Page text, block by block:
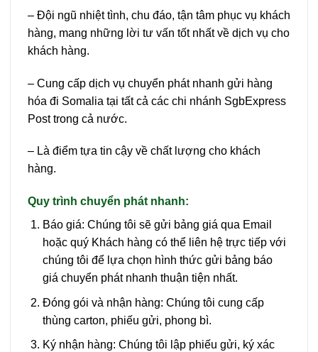
– Đội ngũ nhiệt tình, chu đáo, tận tâm phục vụ khách
hàng, mang những lời tư vấn tốt nhất về dịch vụ cho
khách hàng.
– Cung cấp dịch vụ chuyển phát nhanh gửi hàng
hóa đi Somalia tại tất cả các chi nhánh SgbExpress
Post trong cả nước.
– Là điểm tựa tin cậy về chất lượng cho khách
hàng.
Quy trình chuyển phát nhanh:
Báo giá: Chúng tôi sẽ gửi bảng giá qua Email
hoặc quý Khách hàng có thể liên hệ trực tiếp với
chúng tôi để lựa chọn hình thức gửi bảng báo
giá chuyển phát nhanh thuận tiện nhất.
Đóng gói và nhận hàng: Chúng tôi cung cấp
thùng carton, phiếu gửi, phong bì.
Ký nhận hàng: Chúng tôi lập phiếu gửi, ký xác